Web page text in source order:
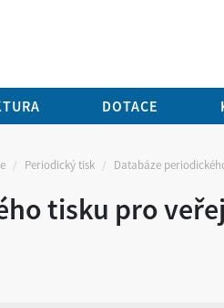
DOTACE
Periodický tisk Databáze
tisku pro